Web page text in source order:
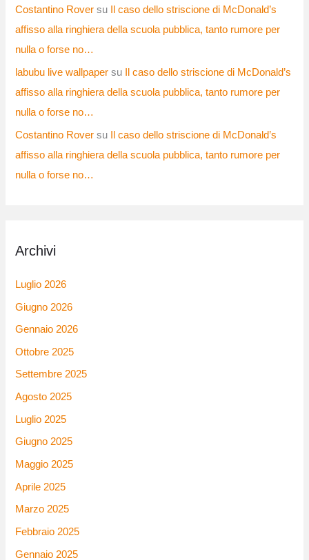
Costantino Rover su
Il caso dello striscione di McDonald’s
affisso alla ringhiera della scuola pubblica, tanto rumore per
nulla o forse no…
labubu live wallpaper su
Il caso dello striscione di McDonald’s
affisso alla ringhiera della scuola pubblica, tanto rumore per
nulla o forse no…
Costantino Rover su Il caso dello striscione di McDonald’s
affisso alla ringhiera della scuola pubblica, tanto rumore per
nulla o forse no…
Archivi
Luglio 2026
Giugno 2026
Gennaio 2026
Ottobre 2025
Settembre 2025
Agosto 2025
Luglio 2025
Giugno 2025
Maggio 2025
Aprile 2025
Marzo 2025
Febbraio 2025
Gennaio 2025